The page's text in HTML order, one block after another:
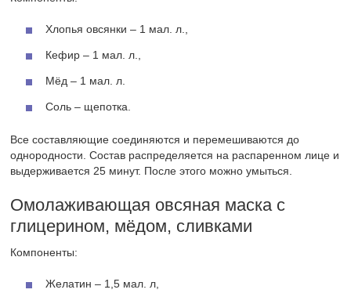
Хлопья овсянки – 1 мал. л.,
Кефир – 1 мал. л.,
Мёд – 1 мал. л.
Соль – щепотка.
Все составляющие соединяются и перемешиваются до
однородности. Состав распределяется на распаренном лице и
выдерживается 25 минут. После этого можно умыться.
Омолаживающая овсяная маска с
глицерином, мёдом, сливками
Компоненты:
Желатин – 1,5 мал. л,